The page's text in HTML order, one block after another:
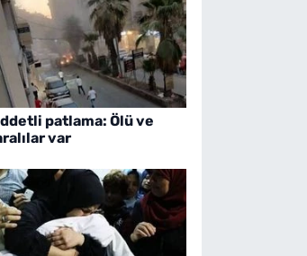
patlama: Ölü ve
var